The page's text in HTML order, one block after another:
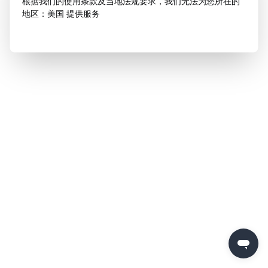
地区：美国 提供服务